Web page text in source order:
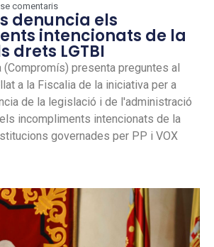
comentaris
denuncia els
intencionats de la
drets LGTBI
(Compromís) presenta preguntes al
a la Fiscalia de la iniciativa per a
de la legislació i de l'administració
incompliments intencionats de la
governades per PP i VOX